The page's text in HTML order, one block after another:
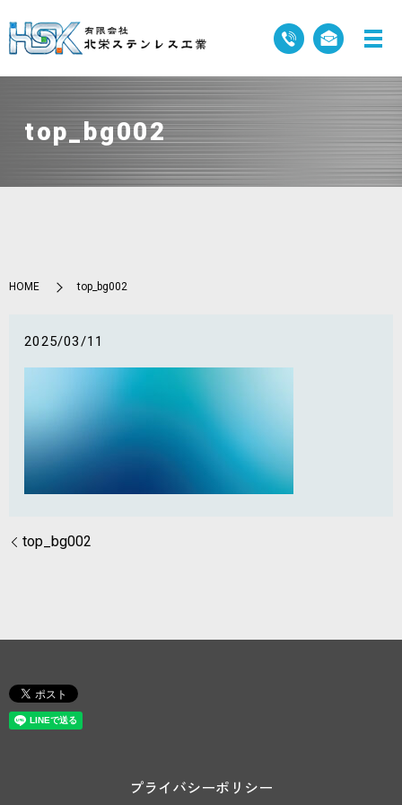
top_bg002
HOME top_bg002
2025/03/11
top_bg002
プライバシーポリシー